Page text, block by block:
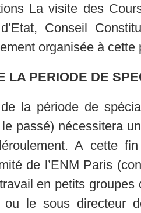
La visite des
Conseil
organisée à cette
LA PERIODE DE
la période de
passé) nécessitera
A cette
de l’ENM Paris
en petits
ou le sous directeur